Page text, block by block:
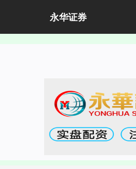
永华证券